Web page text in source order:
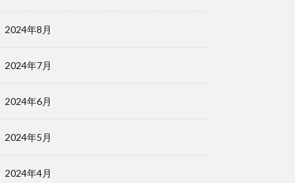
2024年8月
2024年7月
2024年6月
2024年5月
2024年4月